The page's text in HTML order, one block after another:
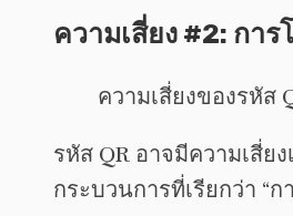
ความเสี่ยง #2: กา
รหัส QR อาจมีความเสี่
กระบวนการที่เรียกว่า “ก